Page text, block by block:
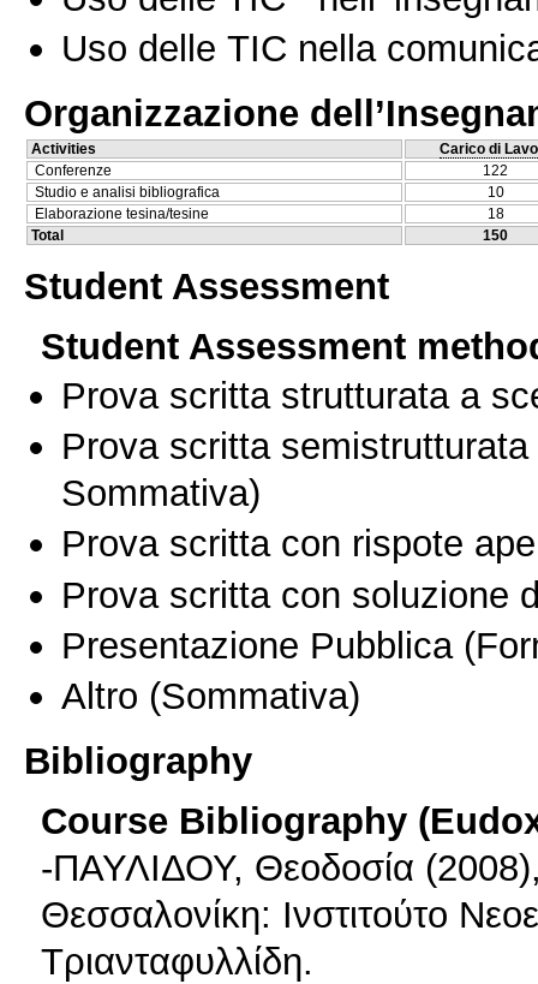
Uso delle TIC nella
Organizzazione
Activities
Carico di
Conferenze
122
Studio e analisi bibliografica
10
Elaborazione tesina/tesine
18
Total
150
Student Assessment
Student Assessment
Prova scritta strutturata a
Prova scritta
Sommativa)
Prova scritta con rispote
Prova scritta con soluzione
Presentazione Pubblica
Altro (Sommativa)
Bibliography
Course Bibliography
-ΠΑΥΛΙΔΟΥ, Θεοδοσία
Θεσσαλονίκη: Ινστιτούτο
Τριανταφυλλίδη.